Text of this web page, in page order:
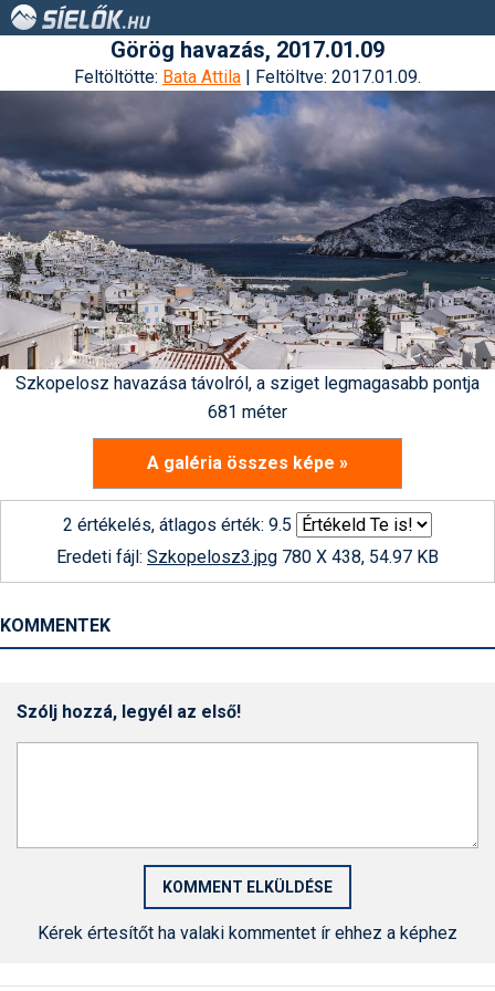
Görög havazás, 2017.01.09
Feltöltötte: Bata Attila | Feltöltve: 2017.01.09.
Szkopelosz havazása távolról, a sziget legmagasabb pontja
681 méter
A galéria összes képe »
2 értékelés, átlagos érték: 9.5
Eredeti fájl: Szkopelosz3.jpg 780 X 438, 54.97 KB
KOMMENTEK
Szólj hozzá, legyél az első!
Kérek értesítőt ha valaki kommentet ír ehhez a képhez